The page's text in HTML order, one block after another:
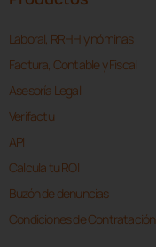
Laboral, RRHH y nóminas
Factura, Contable y Fiscal
Asesoría Legal
Verifactu
API
Calcula tu ROI
Buzón de denuncias
Condiciones de Contratación